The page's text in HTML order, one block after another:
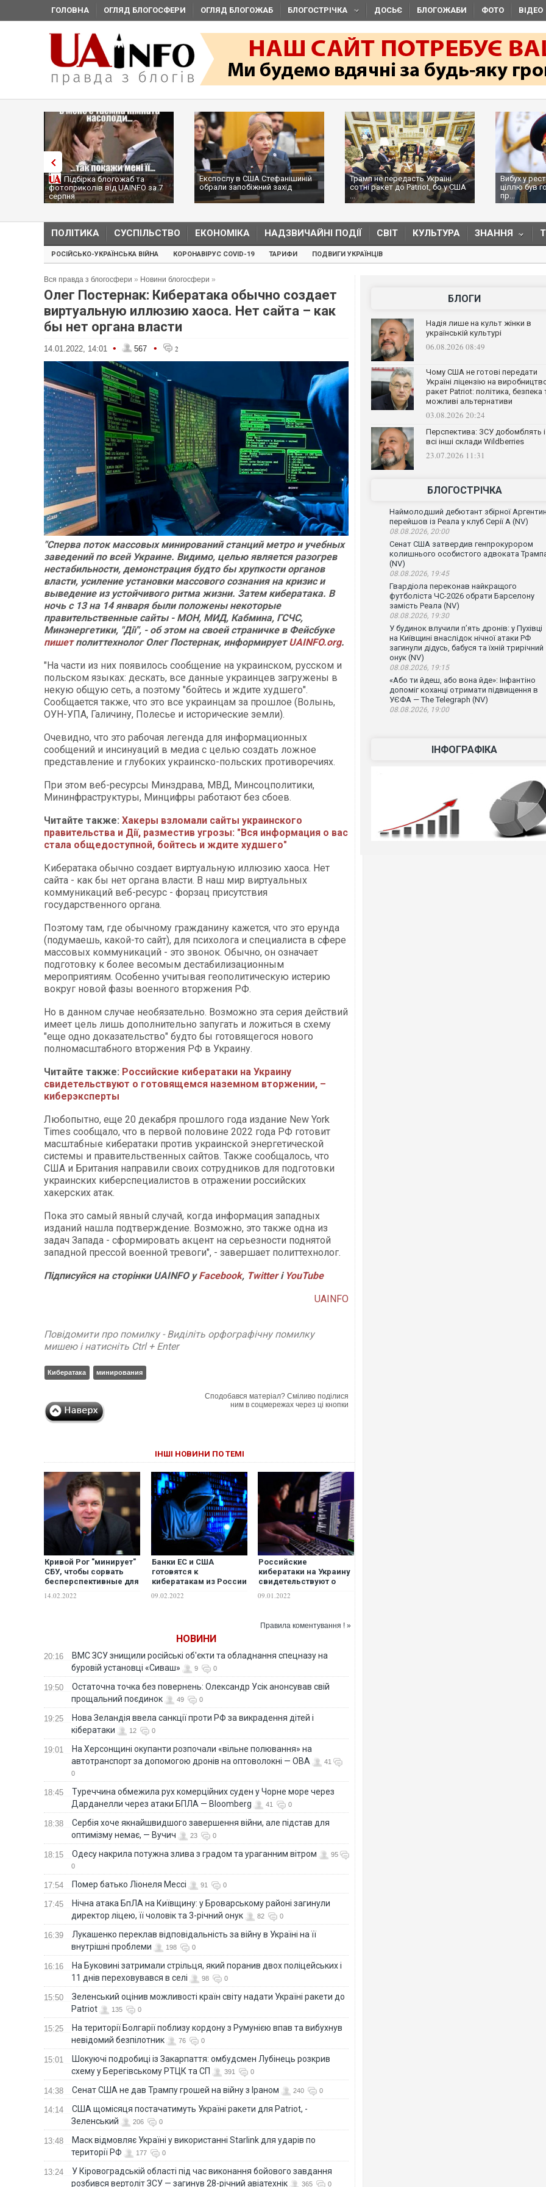
ГОЛОВНА ОГЛЯД БЛОГОСФЕРИ ОГЛЯД БЛОГОЖАБ БЛОГОСТРІЧКА ДОСЬЄ БЛОГОЖАБИ ФОТО ВІДЕО
Підбірка блогожаб та
фотоприколів від UAINFO за 7
серпня
Експослу в США Стефанішиній
обрали запобіжний захід
Трамп не передасть Україні
сотні ракет до Patriot, бо у США
...
Вибух у
ціллю був
пр...
ПОЛІТИКА СУСПІЛЬСТВО ЕКОНОМІКА НАДЗВИЧАЙНІ ПОДІЇ СВІТ КУЛЬТУРА ЗНАННЯ
РОСІЙСЬКО-УКРАЇНСЬКА ВІЙНА КОРОНАВІРУС COVID-19 ТАРИФИ ПОДВИГИ УКРАЇНЦІВ
Вся правда з блогосфери » Новини блогосфери »
Олег Постернак: Кибератака обычно создает
виртуальную иллюзию хаоса. Нет сайта – как
бы нет органа власти
14.01.2022, 14:01 • 567 • 2
"Сперва поток массовых минирований станций метро и учебных
заведений по всей Украине. Видимо, целью является разогрев
нестабильности, демонстрация будто бы хрупкости органов
власти, усиление установки массового сознания на кризис и
выведение из устойчивого ритма жизни. Затем кибератака. В
ночь с 13 на 14 января были положены некоторые
правительственные сайты - МОН, МИД, Кабмина, ГСЧС,
Минэнергетики, "Дії", - об этом на своей страничке в Фейсбуке
пишетполиттехнолог Олег Постернак, информируетUAINFO.org.
"На части из них появилось сообщение на украинском, русском и
польском языках: дескать, все данные украинцев загружены в
некую общую сеть, а поэтому "бойтесь и ждите худшего".
Сообщается также, что это все украинцам за прошлое (Волынь,
ОУН-УПА, Галичину, Полесье и исторические земли).
Очевидно, что это рабочая легенда для информационных
сообщений и инсинуаций в медиа с целью создать ложное
представление и глубоких украинско-польских противоречиях.
При этом веб-ресурсы Минздрава, МВД, Минсоцполитики,
Мининфраструктуры, Минцифры работают без сбоев.
Читайте также: Хакеры взломали сайты украинского
правительства и Дії, разместив угрозы: "Вся информация о вас
стала общедоступной, бойтесь и ждите худшего"
Кибератака обычно создает виртуальную иллюзию хаоса. Нет
сайта - как бы нет органа власти. В наш мир виртуальных
коммуникаций веб-ресурс - форзац присутствия
государственного органа.
Поэтому там, где обычному гражданину кажется, что это ерунда
(подумаешь, какой-то сайт), для психолога и специалиста в сфере
массовых коммуникаций - это звонок. Обычно, он означает
подготовку к более весомым дестабилизационным
мероприятиям. Особенно учитывая геополитическую истерию
вокруг новой фазы военного вторжения РФ.
Но в данном случае необязательно. Возможно эта серия действий
имеет цель лишь дополнительно запугать и ложиться в схему
"еще одно доказательство" будто бы готовящегося нового
полномасштабного вторжения РФ в Украину.
Читайте также: Российские кибератаки на Украину
свидетельствуют о готовящемся наземном вторжении, –
киберэксперты
Любопытно, еще 20 декабря прошлого года издание New York
Times сообщало, что в первой половине 2022 года РФ готовит
масштабные кибератаки против украинской энергетической
системы и правительственных сайтов. Также сообщалось, что
США и Британия направили своих сотрудников для подготовки
украинских киберспециалистов в отражении российских
хакерских атак.
Пока это самый явный случай, когда информация западных
изданий нашла подтверждение. Возможно, это также одна из
задач Запада - сформировать акцент на серьезности поднятой
западной прессой военной тревоги", - завершает политтехнолог.
Підписуйся на сторінки UAINFO уFacebook, Twitterі YouTube
UAINFO
Повідомити про помилку - Виділіть орфографічну помилку
мишею і натисніть Ctrl + Enter
Кибератака минирования
Сподобався матеріал? Сміливо поділися
ним в соцмережах через ці кнопки
ІНШІ НОВИНИ ПО ТЕМІ
Кривой Рог "минирует"
СБУ, чтобы сорвать
бесперспективные для
14.02.2022
Банки ЕС и США
готовятся к
кибератакам из России
09.02.2022
Российские
кибератаки на Украину
свидетельствуют о
наземном вторжении,
09.01.2022
Правила коментування ! »
НОВИНИ
20:16
ВМС ЗСУ знищили російські об'єкти та обладнання спецназу на
буровій установці «Сиваш»
9 0
19:50
Остаточна точка без повернень: Олександр Усік анонсував свій
прощальний поєдинок
49 0
19:25
Нова Зеландія ввела санкції проти РФ за викрадення дітей і
кібератаки
12 0
19:01
На Херсонщині окупанти розпочали «вільне полювання» на
автотранспорт за допомогою дронів на оптоволокні — ОВА
41
0
18:45
Туреччина обмежила рух комерційних суден у Чорне море через
Дарданелли через атаки БПЛА — Bloomberg
41 0
18:38
Сербія хоче якнайшвидшого завершення війни, але підстав для
оптимізму немає, — Вучич
23 0
18:15 Одесу накрила потужна злива з градом та ураганним вітром
95
0
17:54 Помер батько Ліонеля Мессі 91 0
17:45
Нічна атака БпЛА на Київщину: у Броварському районі загинули
директор ліцею, її чоловік та 3-річний онук
82 0
16:39
Лукашенко переклав відповідальність за війну в Україні на її
внутрішні проблеми
198 0
16:16
На Буковині затримали стрільця, який поранив двох поліцейських і
11 днів переховувався в селі
98 0
15:50
Зеленський оцінив можливості країн світу надати Україні ракети до
Patriot
135 0
15:25
На території Болгарії поблизу кордону з Румунією впав та вибухнув
невідомий безпілотник
76 0
15:01
Шокуючі подробиці із Закарпаття: омбудсмен Лубінець розкрив
схему у Берегівському РТЦК та СП
391 0
14:38 Сенат США не дав Трампу грошей на війну з Іраном 240 0
14:14
США щомісяця постачатимуть Україні ракети для Patriot, -
Зеленський
206 0
13:48
Маск відмовляє Україні у використанні Starlink для ударів по
території РФ
177 0
13:24
У Кіровоградській області під час виконання бойового завдання
розбився вертоліт ЗСУ — загинув 28-річний авіатехнік
365 0
БЛОГИ
Надія лише на культ жінки в
українській культурі
06.08.2026 08:49
Чому США не готові передати
Україні ліцензію на
ракет Patriot: політика, безпека
можливі альтернативи
03.08.2026 20:24
Перспектива: ЗСУ добомблять і
всі інші склади Wildberries
23.07.2026 11:31
БЛОГОСТРІЧКА
Наймолодший дебютант збірної
перейшов із Реала у клуб Серії А (NV)
08.08.2026, 20:00
Сенат США затвердив генпрокурором
колишнього особистого адвоката
(NV)
08.08.2026, 19:45
Гвардіола переконав найкращого
футболіста ЧС-2026 обрати Барселону
замість Реала (NV)
08.08.2026, 19:30
У будинок влучили п’ять дронів: у Пухівці
на Київщині внаслідок нічної атаки РФ
загинули дідусь, бабуся та їхній трирічний
онук (NV)
08.08.2026, 19:15
«Або ти йдеш, або вона йде»: Інфантіно
допоміг коханці отримати підвищення в
УЄФА — The Telegraph (NV)
08.08.2026, 19:00
ІНФОГРАФІКА